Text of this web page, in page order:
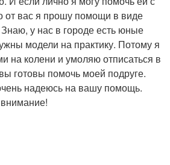
от вас я прошу помощи в виде
у нас в городе есть юные
модели на практику. Потому я
на колени и умоляю отписаться в
готовы помочь моей подруге.
надеюсь на вашу помощь.